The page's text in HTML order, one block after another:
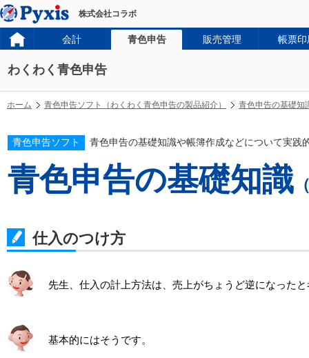
株式会社コラボ
会計 青色申告 販売管理 帳票印
わくわく青色申告
ホーム 青色申告ソフト（わくわく青色申告の製品紹介） 青色申告の基礎知
青色申告ソフト 青色申告の基礎知識や帳簿作成などについて実践
青色申告の基礎知識
仕入のつけ方
先生、仕入の計上方法は、売上がちょうど逆になった
基本的にはそうです。